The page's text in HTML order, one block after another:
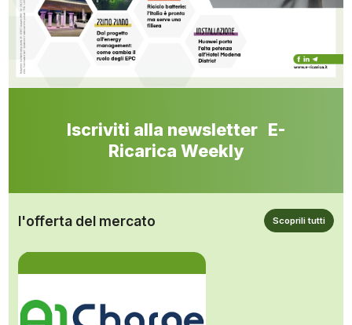
Iscriviti alla newsletter E-
Ricarica Weekly
l'offerta del mercato Scoprili tutti